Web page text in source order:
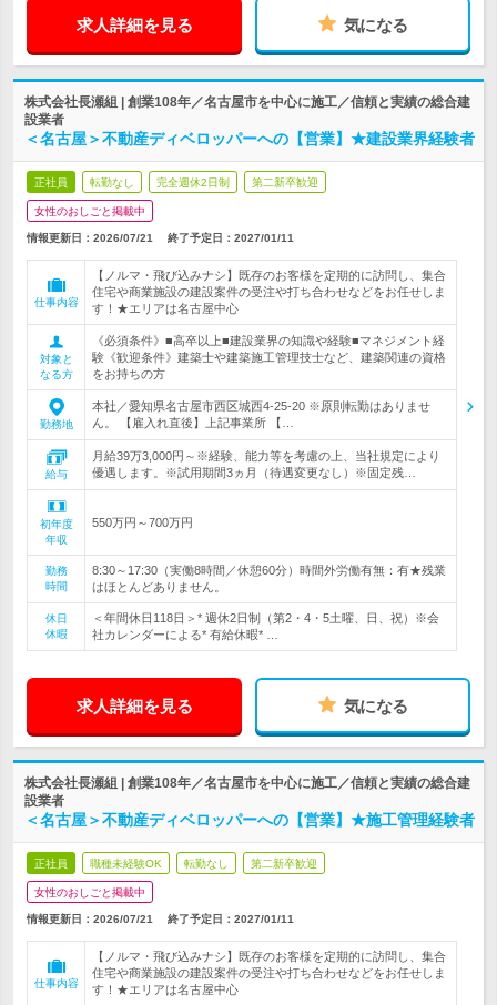
求人詳細を見る 気になる
株式会社長瀬組 | 創業108年／名古屋市を中心に施工／信頼と実績の総合建
設業者
＜名古屋＞不動産ディベロッパーへの【営業】★建設業界経験者
正社員 転勤なし 完全週休2日制 第二新卒歓迎
女性のおしごと掲載中
情報更新日：2026/07/21 終了予定日： 2027/01/11
仕事内容
【ノルマ・飛び込みナシ】既存のお客様を定期的に訪問し、集合
住宅や商業施設の建設案件の受注や打ち合わせなどをお任せしま
す！★エリアは名古屋中心
対象と
なる方
《必須条件》■高卒以上■建設業界の知識や経験■マネジメント経
験《歓迎条件》建築士や建築施工管理技士など、建築関連の資格
をお持ちの方
勤務地
本社／愛知県名古屋市西区城西4-25-20 ※原則転勤はありませ
ん。 【雇入れ直後】上記事業所 【…
給与
月給39万3,000円～※経験、能力等を考慮の上、当社規定により
優遇します。※試用期間3ヵ月（待遇変更なし）※固定残…
初年度
年収
550万円～700万円
勤務
時間
8:30～17:30（実働8時間／休憩60分）時間外労働有無：有★残業
はほとんどありません。
休日
休暇
＜年間休日118日＞* 週休2日制（第2・4・5土曜、日、祝）※会
社カレンダーによる* 有給休暇* …
求人詳細を見る 気になる
株式会社長瀬組 | 創業108年／名古屋市を中心に施工／信頼と実績の総合建
設業者
＜名古屋＞不動産ディベロッパーへの【営業】★施工管理経験者
正社員 職種未経験OK 転勤なし 第二新卒歓迎
女性のおしごと掲載中
情報更新日：2026/07/21 終了予定日： 2027/01/11
仕事内容
【ノルマ・飛び込みナシ】既存のお客様を定期的に訪問し、集合
住宅や商業施設の建設案件の受注や打ち合わせなどをお任せしま
す！★エリアは名古屋中心